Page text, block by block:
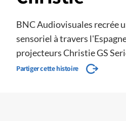
BNC Audiovisuales recrée
sensoriel à travers
projecteurs Christie GS
Partiger cette histoire